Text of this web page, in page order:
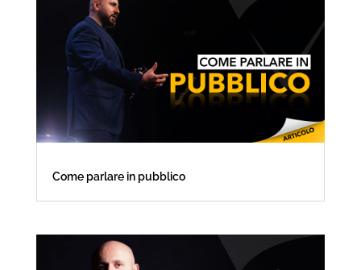
Come parlare in pubblico